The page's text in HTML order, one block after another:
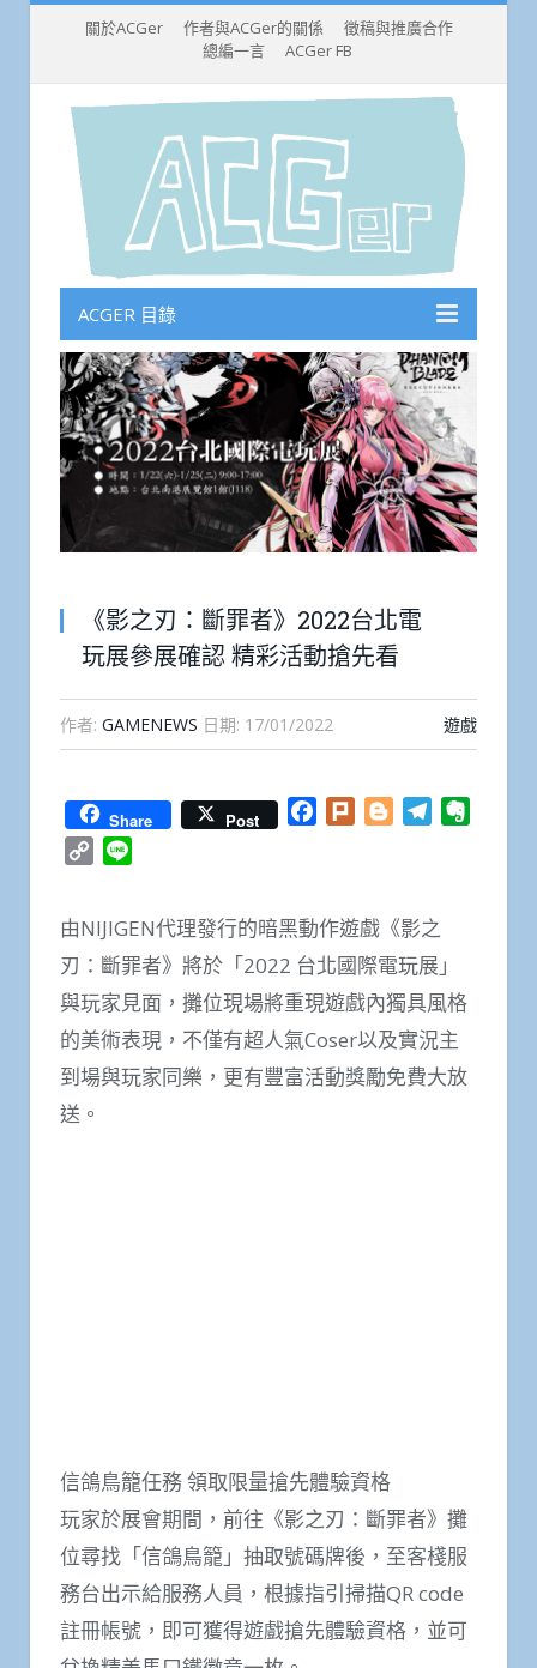
關於ACGer 作者與ACGer的關係
徵稿與推廣合作
總編一言
ACGer FB
ACGER 目錄
《影之刃：斷罪者》2022台北電
玩展參展確認 精彩活動搶先看
作者: GAMENEWS 日期: 17/01/2022 遊戲
Share Post Facebook
Plurk BloggerTelegram
Copy
由NIJIGEN代理發行的暗黑動作遊戲《影之
刃：斷罪者》將於「2022 台北國際電玩展」
與玩家見面，攤位現場將重現遊戲內獨具風格
的美術表現，不僅有超人氣Coser以及實況主
到場與玩家同樂，更有豐富活動獎勵免費大放
送。
信鴿鳥籠任務 領取限量搶先體驗資格
玩家於展會期間，前往《影之刃：斷罪者》攤
位尋找「信鴿鳥籠」抽取號碼牌後，至客棧服
務台出示給服務人員，根據指引掃描QR code
註冊帳號，即可獲得遊戲搶先體驗資格，並可